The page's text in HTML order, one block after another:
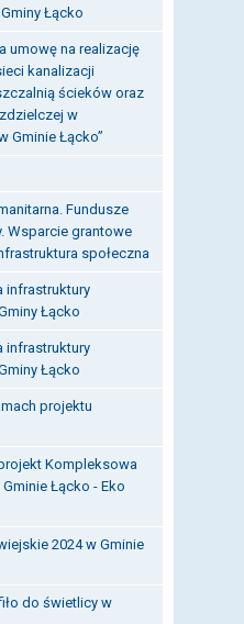
Łącko
umowę na realizację
kanalizacji
ścieków oraz
w
Gminie Łącko”
Fundusze
Wsparcie grantowe
społeczna
infrastruktury
Łącko
infrastruktury
Łącko
projektu
Kompleksowa
Łącko - Eko
2024 w Gminie
do świetlicy w